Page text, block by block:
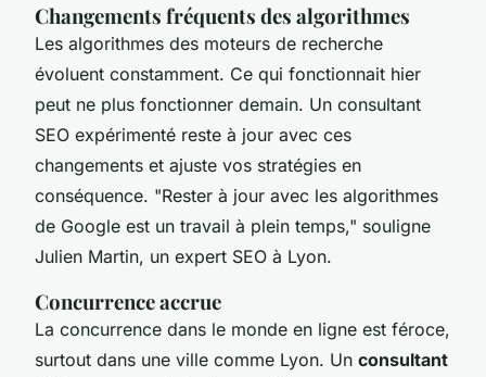
Changements fréquents des algorithmes
Les algorithmes des moteurs de recherche
évoluent constamment. Ce qui fonctionnait hier
peut ne plus fonctionner demain. Un consultant
SEO expérimenté reste à jour avec ces
changements et ajuste vos stratégies en
conséquence. "Rester à jour avec les algorithmes
de Google est un travail à plein temps," souligne
Julien Martin, un expert SEO à Lyon.
Concurrence accrue
La concurrence dans le monde en ligne est féroce,
surtout dans une ville comme Lyon. Un consultant